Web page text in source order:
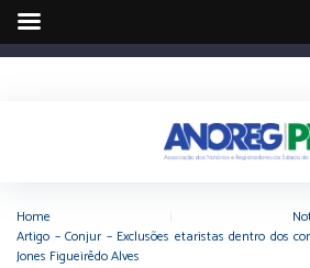
Home
Artigo – Conjur – Exclusões etaristas dentro dos
Jones Figueirêdo Alves